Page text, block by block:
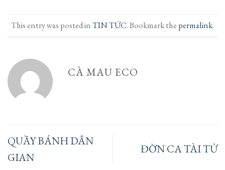
This entry was posted inTIN TỨC. Bookmark the permalink.
CÀ MAU ECO
QUẦY BÁNH DÂN
GIAN
ĐỜN CA TÀI TỬ